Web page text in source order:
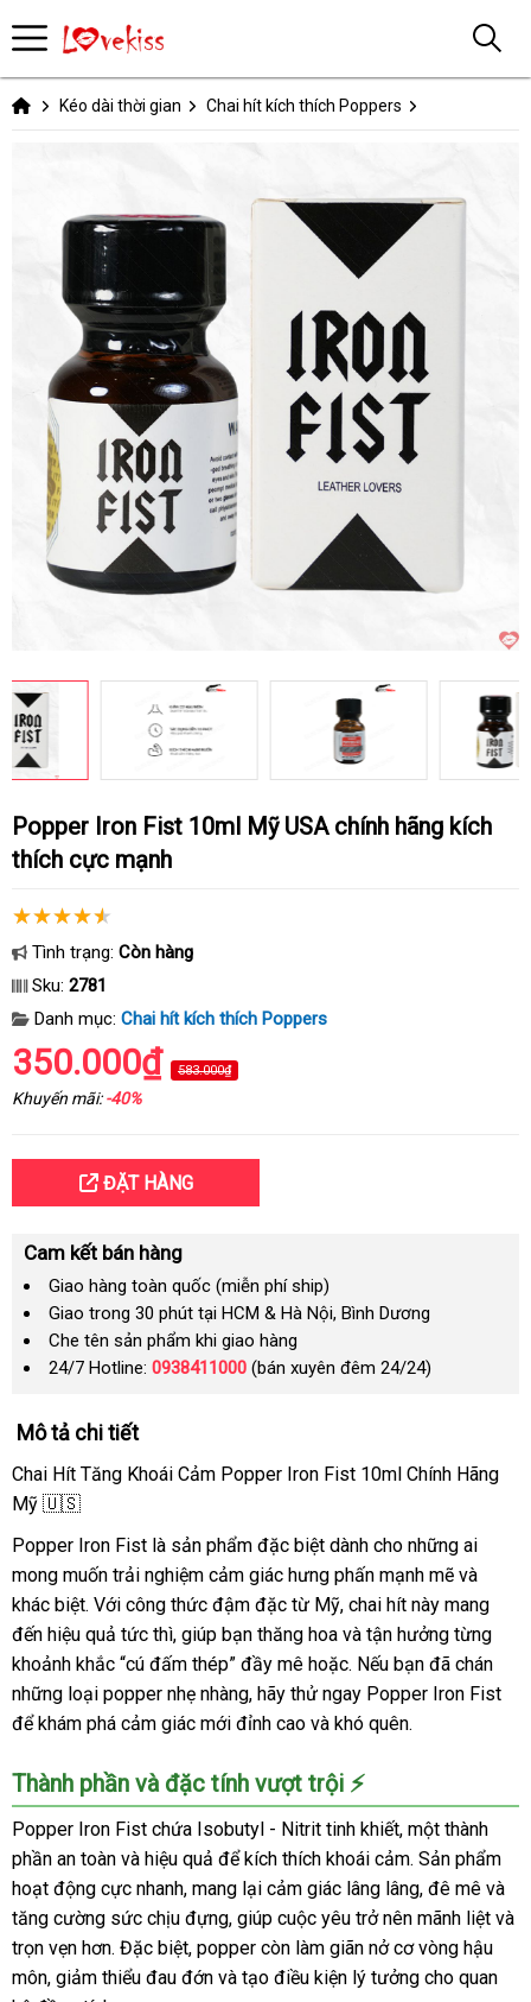
Kéo dài thời gian Chai hít kích thích Poppers
Popper Iron Fist 10ml Mỹ USA chính hãng kích
thích cực mạnh
Tình trạng: Còn hàng
Sku: 2781
Danh mục: Chai hít kích thích Poppers
350.000₫ 583.000₫
Khuyến mãi:-40%
ĐẶT HÀNG
Cam kết bán hàng
Giao hàng toàn quốc (miễn phí ship)
Giao trong 30 phút tại HCM & Hà Nội, Bình Dương
Che tên sản phẩm khi giao hàng
24/7 Hotline: 0938411000 (bán xuyên đêm 24/24)
Mô tả chi tiết
Chai Hít Tăng Khoái Cảm Popper Iron Fist 10ml Chính Hãng
Mỹ 🇺🇸
Popper Iron Fist là sản phẩm đặc biệt dành cho những ai
mong muốn trải nghiệm cảm giác hưng phấn mạnh mẽ và
khác biệt. Với công thức đậm đặc từ Mỹ, chai hít này mang
đến hiệu quả tức thì, giúp bạn thăng hoa và tận hưởng từng
khoảnh khắc “cú đấm thép” đầy mê hoặc. Nếu bạn đã chán
những loại popper nhẹ nhàng, hãy thử ngay Popper Iron Fist
để khám phá cảm giác mới đỉnh cao và khó quên.
Thành phần và đặc tính vượt trội ⚡
Popper Iron Fist chứa Isobutyl - Nitrit tinh khiết, một thành
phần an toàn và hiệu quả để kích thích khoái cảm. Sản phẩm
hoạt động cực nhanh, mang lại cảm giác lâng lâng, đê mê và
tăng cường sức chịu đựng, giúp cuộc yêu trở nên mãnh liệt và
trọn vẹn hơn. Đặc biệt, popper còn làm giãn nở cơ vòng hậu
môn, giảm thiểu đau đớn và tạo điều kiện lý tưởng cho quan